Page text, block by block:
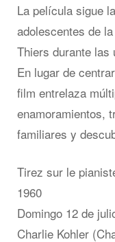
La película sigue
adolescentes de
Thiers durante las
En lugar de
film entrelaza
enamoramientos,
familiares y
Tirez sur le
1960
Domingo 12 de
Charlie Kohler